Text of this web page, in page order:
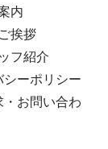
内
挨拶
フ紹介
シーポリシー
・お問い合わ